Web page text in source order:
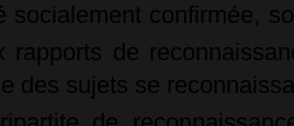
socialement confirmée,
rapports de
des sujets se